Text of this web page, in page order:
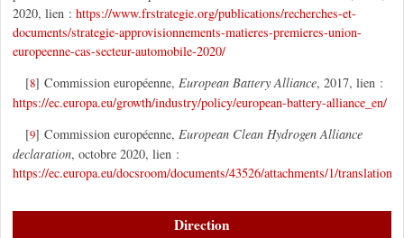
2020, lien : https://www.frstrategie.org/publications/recherches-et-
documents/strategie-approvisionnements-matieres-premieres-union-
europeenne-cas-secteur-automobile-2020/
[8]Commission européenne,European Battery Alliance, 2017, lien :
https://ec.europa.eu/growth/industry/policy/european-battery-alliance_en/
[9]Commission européenne,European Clean Hydrogen Alliance
declaration, octobre 2020, lien :
https://ec.europa.eu/docsroom/documents/43526/attachments/1/
Direction